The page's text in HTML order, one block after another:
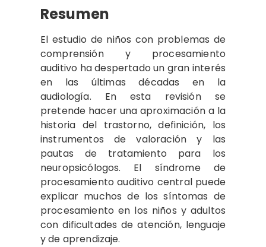
Resumen
El estudio de niños con problemas de
comprensión y procesamiento
auditivo ha despertado un gran interés
en las últimas décadas en la
audiología. En esta revisión se
pretende hacer una aproximación a la
historia del trastorno, definición, los
instrumentos de valoración y las
pautas de tratamiento para los
neuropsicólogos. El síndrome de
procesamiento auditivo central puede
explicar muchos de los síntomas de
procesamiento en los niños y adultos
con dificultades de atención, lenguaje
y de aprendizaje.